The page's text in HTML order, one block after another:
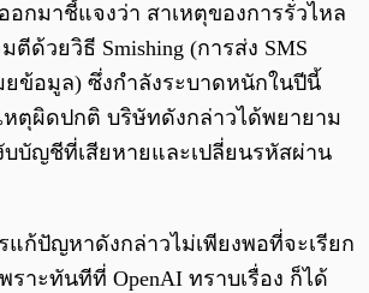
กมาชี้แจงว่า สาเหตุของการรั่วไหล
ตีด้วยวิธี Smishing (การส่ง SMS
ยข้อมูล) ซึ่งกำลังระบาดหนักในปีนี้
หตุผิดปกติ บริษัทดังกล่าวได้พยายาม
บบัญชีที่เสียหายและเปลี่ยนรหัสผ่าน
แก้ปัญหาดังกล่าวไม่เพียงพอที่จะเรียก
ราะทันทีที่ OpenAI ทราบเรื่อง ก็ได้